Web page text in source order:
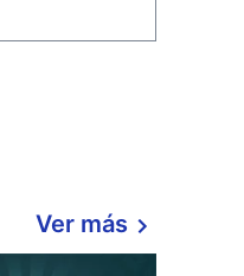
Ver más